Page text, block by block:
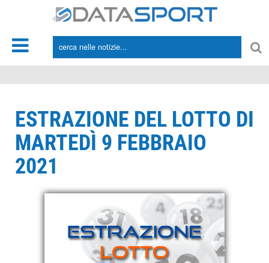
ESTRAZIONE DEL LOTTO DI
MARTEDÌ 9 FEBBRAIO
2021